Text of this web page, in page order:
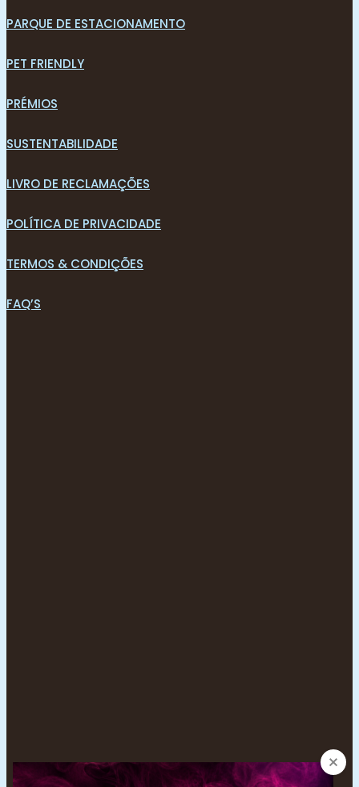
PARQUE DE ESTACIONAMENTO
PET FRIENDLY
PRÉMIOS
SUSTENTABILIDADE
LIVRO DE RECLAMAÇÕES
POLÍTICA DE PRIVACIDADE
TERMOS & CONDIÇÕES
FAQ’S